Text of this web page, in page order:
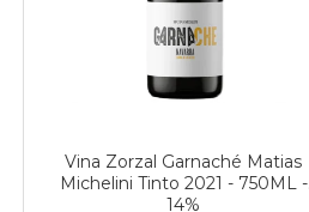
Vina Zorzal Garnaché Matias
Michelini Tinto 2021 - 750ML -
14%